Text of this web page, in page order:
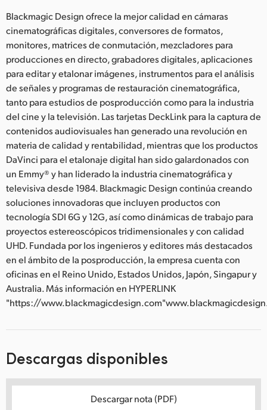
Blackmagic Design ofrece la mejor calidad en cámaras
cinematográficas digitales, conversores de formatos,
monitores, matrices de conmutación, mezcladores para
producciones en directo, grabadores digitales, aplicaciones
para editar y etalonar imágenes, instrumentos para el análisis
de señales y programas de restauración cinematográfica,
tanto para estudios de posproducción como para la industria
del cine y la televisión. Las tarjetas DeckLink para la captura de
contenidos audiovisuales han generado una revolución en
materia de calidad y rentabilidad, mientras que los productos
DaVinci para el etalonaje digital han sido galardonados con
un Emmy® y han liderado la industria cinematográfica y
televisiva desde 1984. Blackmagic Design continúa creando
soluciones innovadoras que incluyen productos con
tecnología SDI 6G y 12G, así como dinámicas de trabajo para
proyectos estereoscópicos tridimensionales y con calidad
UHD. Fundada por los ingenieros y editores más destacados
en el ámbito de la posproducción, la empresa cuenta con
oficinas en el Reino Unido, Estados Unidos, Japón, Singapur y
Australia. Más información en HYPERLINK
"https://
Descargas disponibles
Descargar nota (PDF)